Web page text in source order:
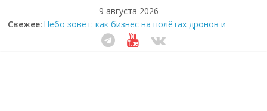
9 августа 2026
Свежее: Небо зовёт: как бизнес на полётах дронов и
обучении детей становится главным трендом